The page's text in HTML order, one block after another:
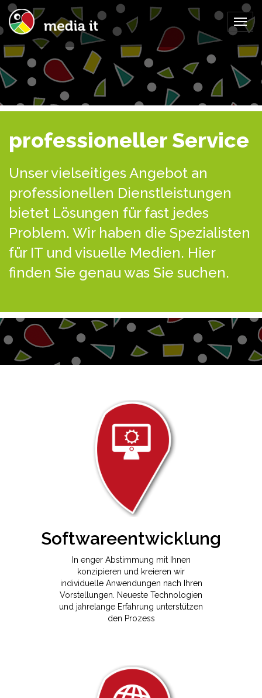
professioneller Service
Unser vielseitiges Angebot an
professionellen Dienstleistungen
bietet Lösungen für fast jedes
Problem. Wir haben die Spezialisten
für IT und visuelle Medien. Hier
finden Sie genau was Sie suchen.
In enger Abstimmung mit Ihnen
konzipieren und kreieren wir
individuelle Anwendungen nach Ihren
Vorstellungen. Neueste Technologien
und jahrelange Erfahrung unterstützen
den Prozess